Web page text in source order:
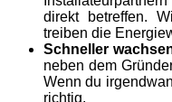
direkt betreffen.
treiben die
Schneller
neben dem
Wenn du
richtig.